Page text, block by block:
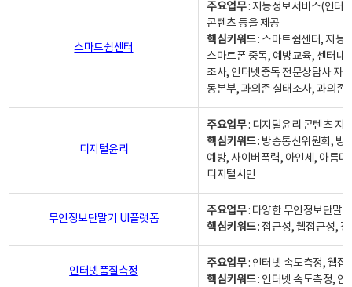
스마트쉼센터
주요업무: 지능정보서비스(인터
콘텐츠 등을 제공
핵심키워드: 스마트쉼센터, 지능
스마트폰 중독, 예방교육, 센터내
조사, 인터넷중독 전문상담사 자
동본부, 과의존 실태조사, 과의존
디지털윤리
주요업무: 디지털윤리 콘텐츠 지
핵심키워드: 방송통신위원회, 방
예방, 사이버폭력, 아인세, 아름
디지털시민
무인정보단말기 UI플랫폼
주요업무: 다양한 무인정보단말
핵심키워드: 접근성, 웹접근성,
인터넷품질측정
주요업무: 인터넷 속도측정, 웹접
핵심키워드: 인터넷 속도측정, 인